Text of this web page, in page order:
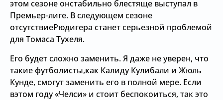
этом сезоне онстабильно блестяще выступал в
Премьер-лиге. В следующем сезоне
отсутствиеРюдигера станет серьезной проблемой
для Томаса Тухеля.
Его будет сложно заменить. Я даже не уверен, что
такие футболисты,как Калиду Кулибали и Жюль
Кунде, смогут заменить его в полной мере. Если
вэтом году «Челси» и стоит беспокоиться, так это